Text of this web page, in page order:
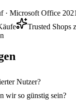
· Microsoft Office
Trusted Shops
Nutzer?
wir so günstig sein?